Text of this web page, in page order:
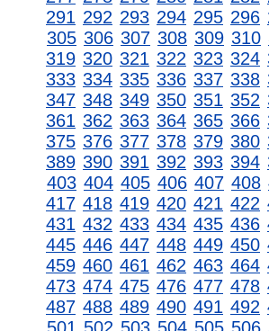
291 292 293 294 295 296
305 306 307 308 309 310
319 320 321 322 323 324
333 334 335 336 337 338
347 348 349 350 351 352
361 362 363 364 365 366
375 376 377 378 379 380
389 390 391 392 393 394
403 404 405 406 407 408
417 418 419 420 421 422
431 432 433 434 435 436
445 446 447 448 449 450
459 460 461 462 463 464
473 474 475 476 477 478
487 488 489 490 491 492